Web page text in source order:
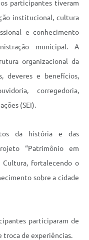
participantes tiveram
institucional, cultura
e conhecimento
municipal. A
organizacional da
deveres e benefícios,
corregedoria,
(SEI).
da história e das
“Patrimônio em
Cultura, fortalecendo o
sobre a cidade
participaram de
troca de experiências.